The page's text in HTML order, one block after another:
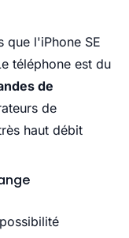
que l'iPhone SE
téléphone est du
de
de
haut débit